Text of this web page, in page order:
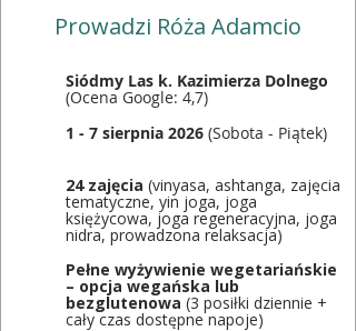
Prowadzi Róża Adamcio
Siódmy Las k. Kazimierza Dolnego
(Ocena Google: 4,7)
1 - 7 sierpnia 2026 (Sobota - Piątek)
24 zajęcia (vinyasa, ashtanga, zajęcia
tematyczne, yin joga, joga
księżycowa, joga regeneracyjna, joga
nidra, prowadzona relaksacja)
Pełne wyżywienie wegetariańskie
– opcja wegańska lub
bezglutenowa (3 posiłki dziennie +
cały czas dostępne napoje)